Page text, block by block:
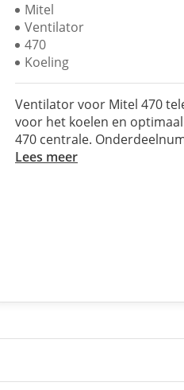
Mitel
Ventilator
470
Koeling
Ventilator voor Mitel 470
voor het koelen en
470 centrale.
Lees meer